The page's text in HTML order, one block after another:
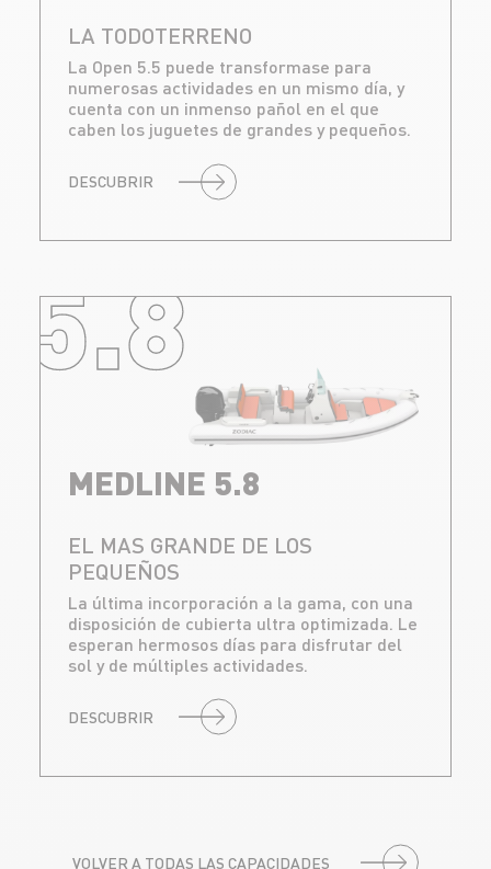
LA TODOTERRENO
La Open 5.5 puede transformase para
numerosas actividades en un mismo día, y
cuenta con un inmenso pañol en el que
caben los juguetes de grandes y pequeños.
DESCUBRIR
5.8
MEDLINE 5.8
EL MAS GRANDE DE LOS
PEQUEÑOS
La última incorporación a la gama, con una
disposición de cubierta ultra optimizada. Le
esperan hermosos días para disfrutar del
sol y de múltiples actividades.
DESCUBRIR
VOLVER A TODAS LAS CAPACIDADES